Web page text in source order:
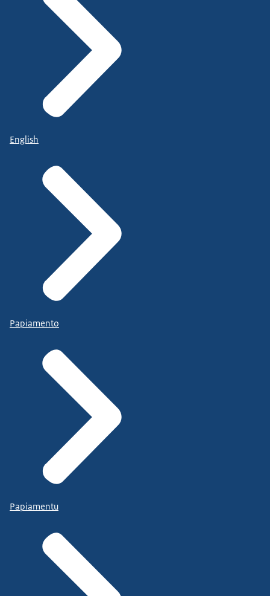
English
Papiamento
Papiamentu